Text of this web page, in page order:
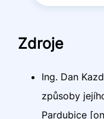
Zdroje
Ing. Dan
způsoby
Pardubice